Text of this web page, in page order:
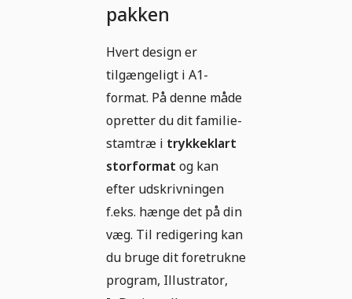
pakken
Hvert design er
tilgængeligt i A1-
format. På denne måde
opretter du dit familie-
stamtræ i trykkeklart
storformat og kan
efter udskrivningen
f.eks. hænge det på din
væg. Til redigering kan
du bruge dit foretrukne
program, Illustrator,